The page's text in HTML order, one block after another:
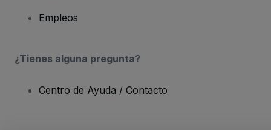
Empleos
¿Tienes alguna pregunta?
Centro de Ayuda / Contacto